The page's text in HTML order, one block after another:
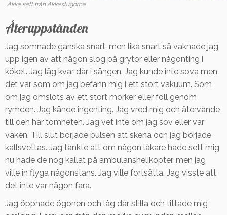
Akka sett från Akkastugorna
Återuppstånden
Jag somnade ganska snart, men lika snart så vaknade jag
upp igen av att någon slog på grytor eller någonting i
köket. Jag låg kvar där i sängen. Jag kunde inte sova men
det var som om jag befann mig i ett stort vakuum. Som
om jag omslöts av ett stort mörker eller föll genom
rymden. Jag kände ingenting. Jag vred mig och återvände
till den här tomheten. Jag vet inte om jag sov eller var
vaken. Till slut började pulsen att skena och jag började
kallsvettas. Jag tänkte att om någon läkare hade sett mig
nu hade de nog kallat på ambulanshelikopter, men jag
ville in flyga någonstans. Jag ville fortsätta. Jag visste att
det inte var någon fara.
Jag öppnade ögonen och låg där stilla och tittade mig